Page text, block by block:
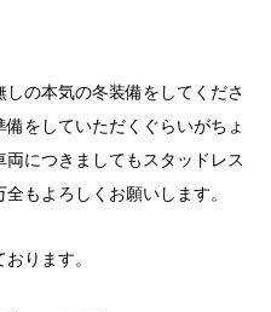
の本気の冬装備をしてくださ
をしていただくぐらいがちょ
につきましてもスタッドレス
もよろしくお願いします。
ります。